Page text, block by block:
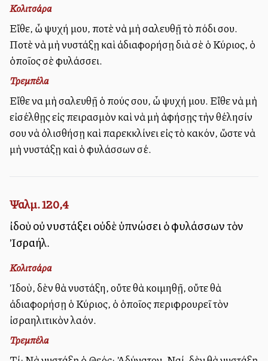
Κολιτσάρα
Εἴθε, ὦ ψυχή μου, ποτὲ νὰ μὴ σαλευθῇ τὸ πόδι σου.
Ποτὲ νὰ μὴ νυστάξῃ καὶ ἀδιαφορήσῃ διὰ σὲ ὁ Κύριος, ὁ
ὁποῖος σὲ φυλάσσει.
Τρεμπέλα
Εἴθε να μὴ σαλευθῇ ὁ πούς σου, ὦ ψυχή μου. Εἴθε νὰ μὴ
εἰσέλθῃς εἰς πειρασμὸν καὶ νὰ μὴ ἀφήσῃς τὴν θέλησίν
σου νὰ ὀλισθήσῃ καὶ παρεκκλίνει εἰς τὸ κακόν, ὥστε νὰ
μὴ νυστάξῃ καὶ ὁ φυλάσσων σέ.
Ψαλμ. 120,4
ἰδοὺ οὐ νυστάξει οὐδὲ ὑπνώσει ὁ φυλάσσων τὸν
Ἰσραήλ.
Κολιτσάρα
Ἰδοὺ, δὲν θὰ νυστάξη, οὔτε θὰ κοιμηθῇ, οὔτε θὰ
ἀδιαφορήσῃ ὁ Κύριος, ὁ ὁποῖος περιφρουρεῖ τὸν
ἰσραηλιτικὸν λαόν.
Τρεμπέλα